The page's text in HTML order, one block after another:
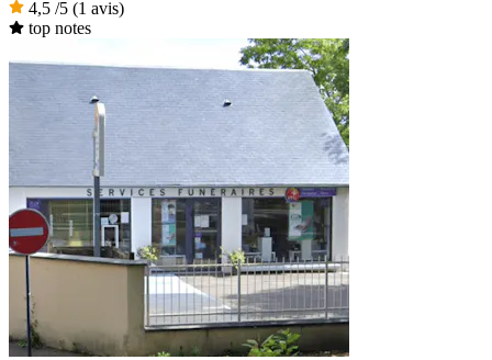
4,5 /5 (1 avis)
top notes